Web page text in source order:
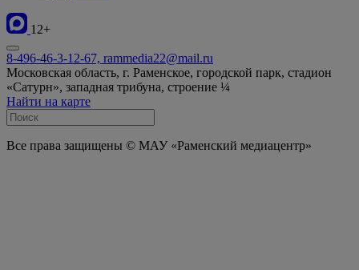
12+
8-496-46-3-12-67, rammedia22@mail.ru
Московская область, г. Раменское, городской парк, стадион
«Сатурн», западная трибуна, строение ¼
Найти на карте
Все права защищены © МАУ «Раменский медиацентр»